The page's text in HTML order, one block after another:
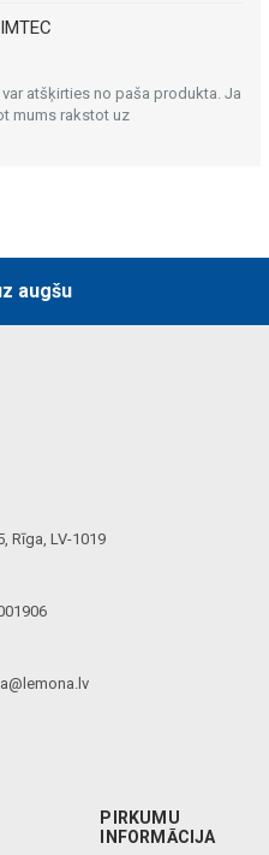
atšķirties no paša produkta. Ja
mums rakstot uz
augšu
Rīga, LV-1019
PIRKUMU
INFORMĀCIJA